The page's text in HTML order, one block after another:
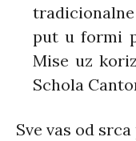
tradicionalne
put u formi
Mise uz
Schola
Sve vas od